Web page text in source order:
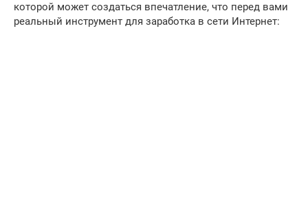
которой может создаться впечатление, что перед вами
реальный инструмент для заработка в сети Интернет: